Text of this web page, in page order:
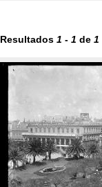
Resultados 1 - 1 de 1